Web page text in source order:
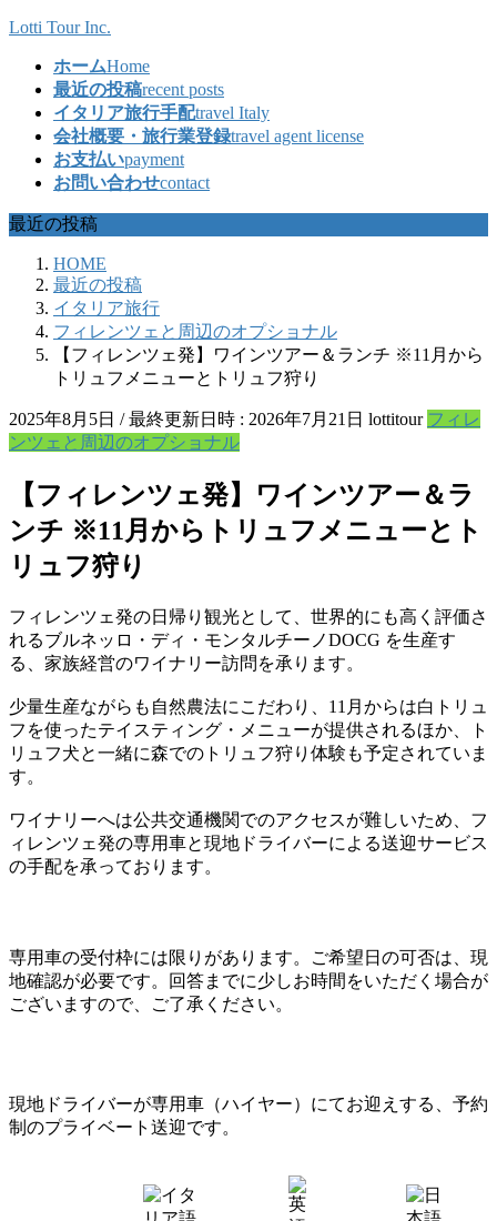
コ
ッ
プ
ナ
移
動
Lotti Tour Inc.
ホームHome
最近の投稿recent posts
イタリア旅行手配travel Italy
会社概要・旅行業登録travel agent license
お支払いpayment
お問い合わせcontact
最近の投稿
HOME
最近の投稿
イタリア旅行
フィレンツェと周辺のオプショナル
【フィレンツェ発】ワインツアー＆ランチ ※11月から
トリュフメニューとトリュフ狩り
2025年8月5日 / 最終更新日時 : 2026年7月21日 lottitour フィレ
ンツェと周辺のオプショナル
【フィレンツェ発】ワインツアー＆ラ
ンチ ※11月からトリュフメニューとト
リュフ狩り
フィレンツェ発の日帰り観光として、世界的にも高く評価さ
れるブルネッロ・ディ・モンタルチーノDOCG を生産す
る、家族経営のワイナリー訪問を承ります。
少量生産ながらも自然農法にこだわり、11月からは白トリュ
フを使ったテイスティング・メニューが提供されるほか、ト
リュフ犬と一緒に森でのトリュフ狩り体験も予定されていま
す。
ワイナリーへは公共交通機関でのアクセスが難しいため、フ
ィレンツェ発の専用車と現地ドライバーによる送迎サービス
の手配を承っております。
専用車の受付枠には限りがあります。ご希望日の可否は、現
地確認が必要です。回答までに少しお時間をいただく場合が
ございますので、ご了承ください。
現地ドライバーが専用車（ハイヤー）にてお迎えする、予約
制のプライベート送迎です。